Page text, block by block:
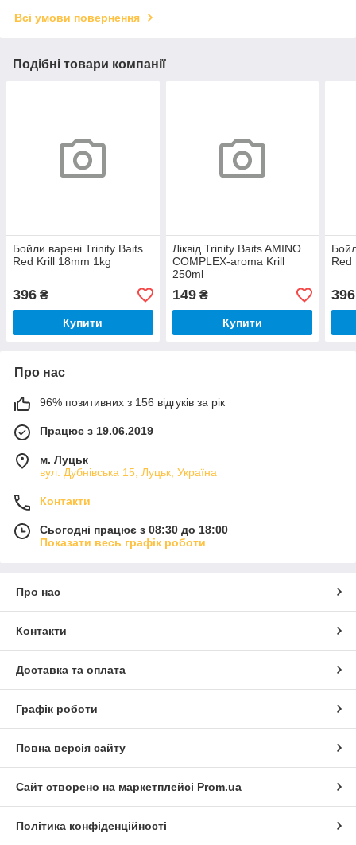
Всі умови повернення
Подібні товари компанії
Бойли варені Trinity Baits
Red Krill 18mm 1kg
396 ₴
Купити
Ліквід Trinity Baits AMINO
COMPLEX-aroma Krill
250ml
149₴
Купити
Red
396
Про нас
96% позитивних з 156 відгуків за рік
Працює з 19.06.2019
м. Луцьк
вул. Дубнівська 15, Луцьк, Україна
Контакти
Сьогодні працює з 08:30 до 18:00
Показати весь графік роботи
Про нас
Контакти
Доставка та оплата
Графік роботи
Повна версія сайту
Сайт створено на маркетплейсі Prom.ua
Політика конфіденційності